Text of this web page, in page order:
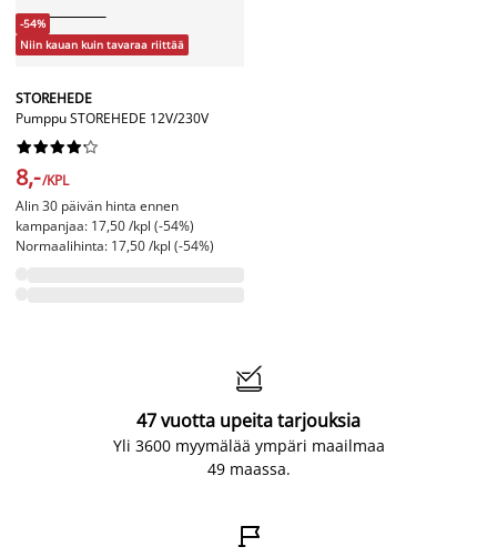
-54%
Niin kauan kuin tavaraa riittää
STOREHEDE
Pumppu STOREHEDE 12V/230V






8,-/KPL
Alin 30 päivän hinta ennen
kampanjaa: 17,50 /kpl (-54%)
Normaalihinta: 17,50 /kpl (-54%)

47 vuotta upeita tarjouksia
Yli 3600 myymälää ympäri maailmaa
49 maassa.
